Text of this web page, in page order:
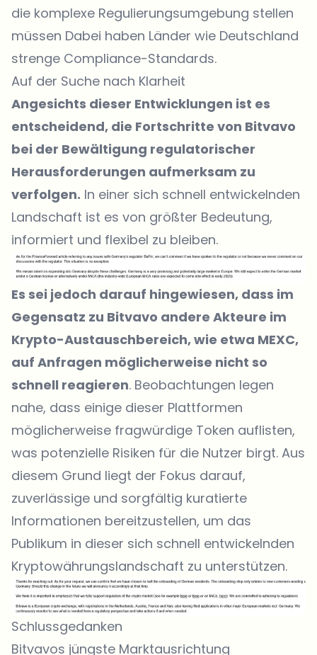
die komplexe Regulierungsumgebung stellen
müssen Dabei haben Länder wie Deutschland
strenge Compliance-Standards.
Auf der Suche nach Klarheit
Angesichts dieser Entwicklungen ist es
entscheidend, die Fortschritte von Bitvavo
bei der Bewältigung regulatorischer
Herausforderungen aufmerksam zu
verfolgen. In einer sich schnell entwickelnden
Landschaft ist es von größter Bedeutung,
informiert und flexibel zu bleiben.
Es sei jedoch darauf hingewiesen, dass im
Gegensatz zu Bitvavo andere Akteure im
Krypto-Austauschbereich, wie etwa MEXC,
auf Anfragen möglicherweise nicht so
schnell reagieren. Beobachtungen legen
nahe, dass einige dieser Plattformen
möglicherweise fragwürdige Token auflisten,
was potenzielle Risiken für die Nutzer birgt. Aus
diesem Grund liegt der Fokus darauf,
zuverlässige und sorgfältig kuratierte
Informationen bereitzustellen, um das
Publikum in dieser sich schnell entwickelnden
Kryptowährungslandschaft zu unterstützen.
Schlussgedanken
Bitvavos jüngste Marktausrichtung